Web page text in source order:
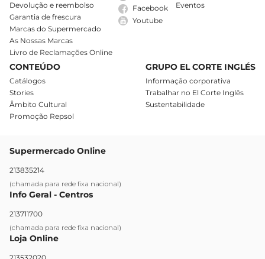
Devolução e reembolso
Garantia de frescura
Marcas do Supermercado
As Nossas Marcas
Livro de Reclamações Online
Facebook
Youtube
Eventos
CONTEÚDO
Catálogos
Stories
Âmbito Cultural
Promoção Repsol
GRUPO EL CORTE INGLÉS
Informação corporativa
Trabalhar no El Corte Inglês
Sustentabilidade
Supermercado Online
213835214
(chamada para rede fixa nacional)
Info Geral - Centros
213711700
(chamada para rede fixa nacional)
Loja Online